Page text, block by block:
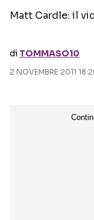
GOSSIP E
Matt Cardle: il
di TOMMASO10
2 NOVEMBRE 2011